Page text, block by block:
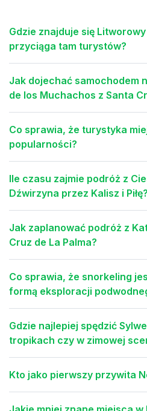
Gdzie znajduje się Litworowy
przyciąga tam turystów?
Jak dojechać samochodem
de los Muchachos z Santa
Co sprawia, że turystyka
popularności?
Ile czasu zajmie podróż z
Dźwirzyna przez Kalisz i Piłę?
Jak zaplanować podróż z
Cruz de La Palma?
Co sprawia, że snorkeling
formą eksploracji
Gdzie najlepiej spędzić
tropikach czy w zimowej
Kto jako pierwszy przywita